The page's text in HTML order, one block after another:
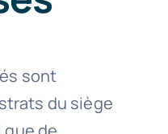
sont
du siège